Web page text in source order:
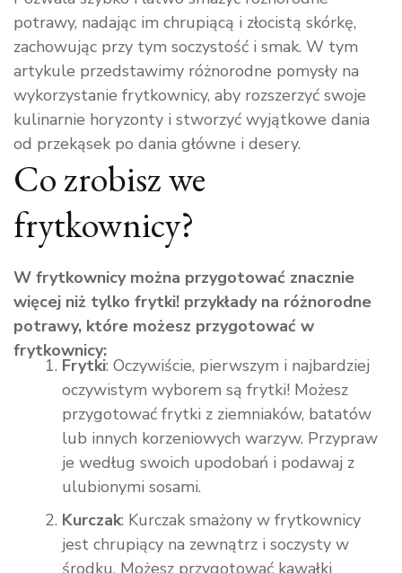
potrawy, nadając im chrupiącą i złocistą skórkę,
zachowując przy tym soczystość i smak. W tym
artykule przedstawimy różnorodne pomysły na
wykorzystanie frytkownicy, aby rozszerzyć swoje
kulinarnie horyzonty i stworzyć wyjątkowe dania
od przekąsek po dania główne i desery.
Co zrobisz we
frytkownicy?
W frytkownicy można przygotować znacznie
więcej niż tylko frytki! przykłady na różnorodne
potrawy, które możesz przygotować w
frytkownicy:
Frytki: Oczywiście, pierwszym i najbardziej
oczywistym wyborem są frytki! Możesz
przygotować frytki z ziemniaków, batatów
lub innych korzeniowych warzyw. Przypraw
je według swoich upodobań i podawaj z
ulubionymi sosami.
Kurczak: Kurczak smażony w frytkownicy
jest chrupiący na zewnątrz i soczysty w
środku. Możesz przygotować kawałki